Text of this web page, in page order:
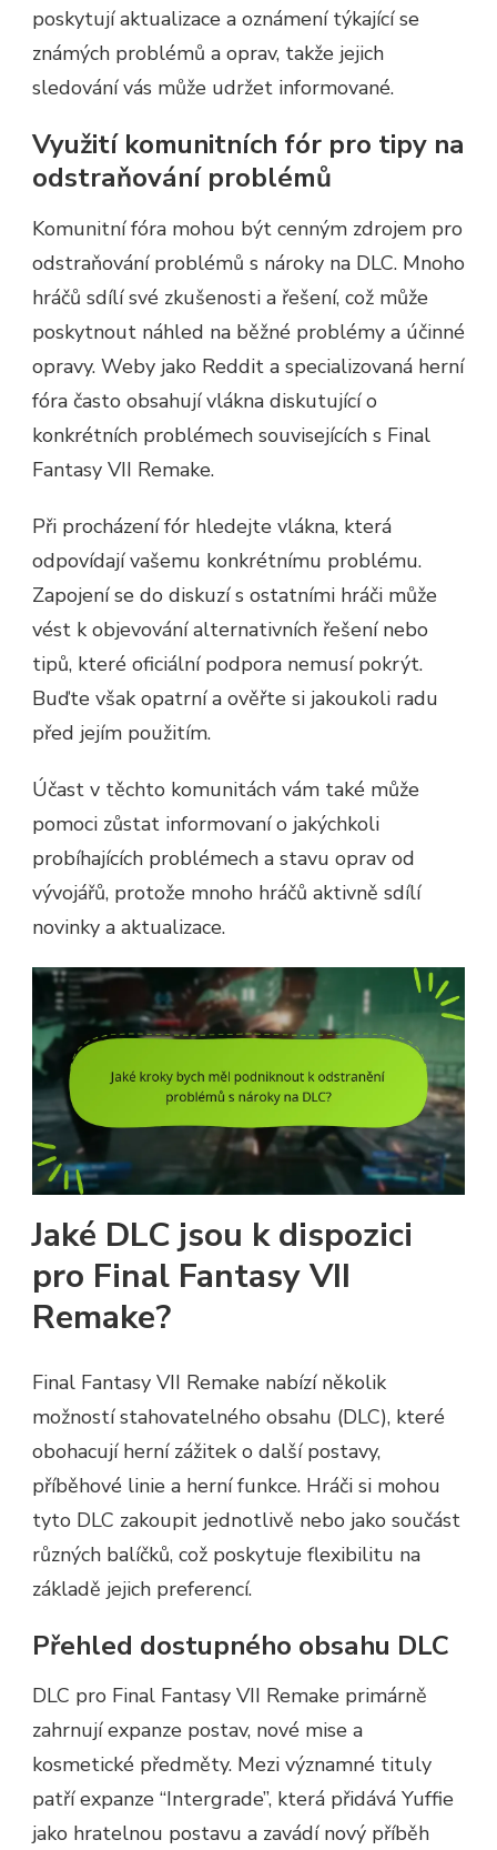
poskytují aktualizace a oznámení týkající se
známých problémů a oprav, takže jejich
sledování vás může udržet informované.
Využití komunitních fór pro tipy na
odstraňování problémů
Komunitní fóra mohou být cenným zdrojem pro
odstraňování problémů s nároky na DLC. Mnoho
hráčů sdílí své zkušenosti a řešení, což může
poskytnout náhled na běžné problémy a účinné
opravy. Weby jako Reddit a specializovaná herní
fóra často obsahují vlákna diskutující o
konkrétních problémech souvisejících s Final
Fantasy VII Remake.
Při procházení fór hledejte vlákna, která
odpovídají vašemu konkrétnímu problému.
Zapojení se do diskuzí s ostatními hráči může
vést k objevování alternativních řešení nebo
tipů, které oficiální podpora nemusí pokrýt.
Buďte však opatrní a ověřte si jakoukoli radu
před jejím použitím.
Účast v těchto komunitách vám také může
pomoci zůstat informovaní o jakýchkoli
probíhajících problémech a stavu oprav od
vývojářů, protože mnoho hráčů aktivně sdílí
novinky a aktualizace.
Jaké DLC jsou k dispozici
pro Final Fantasy VII
Remake?
Final Fantasy VII Remake nabízí několik
možností stahovatelného obsahu (DLC), které
obohacují herní zážitek o další postavy,
příběhové linie a herní funkce. Hráči si mohou
tyto DLC zakoupit jednotlivě nebo jako součást
různých balíčků, což poskytuje flexibilitu na
základě jejich preferencí.
Přehled dostupného obsahu DLC
DLC pro Final Fantasy VII Remake primárně
zahrnují expanze postav, nové mise a
kosmetické předměty. Mezi významné tituly
patří expanze “Intergrade”, která přidává Yuffie
jako hratelnou postavu a zavádí nový příběh